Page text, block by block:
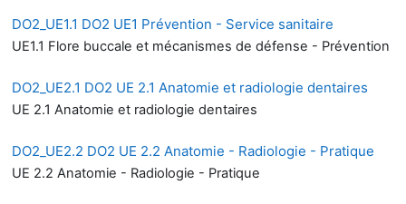
DO2_UE1.1 DO2 UE1 Prévention - Service sanitaire
UE1.1 Flore buccale et mécanismes de défense - Prévention
DO2_UE2.1 DO2 UE 2.1 Anatomie et radiologie dentaires
UE 2.1 Anatomie et radiologie dentaires
DO2_UE2.2 DO2 UE 2.2 Anatomie - Radiologie - Pratique
UE 2.2 Anatomie - Radiologie - Pratique